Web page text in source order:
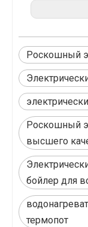
Роскошный
Роскошный
высшего
бойлер для
термопот